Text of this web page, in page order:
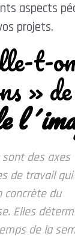
aspects
projets.
t-on
» de
des axes
de travail
concrète du
Elles
de la